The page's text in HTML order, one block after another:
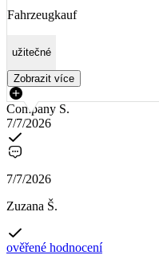
Fahrzeugkauf
užitečné
Zobrazit více
Company S.
7/7/2026
7/7/2026
Zuzana Š.
ověřené hodnocení